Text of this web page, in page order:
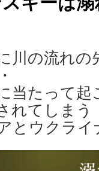
川の流れの
当たって起
れてしまう
とウクラ